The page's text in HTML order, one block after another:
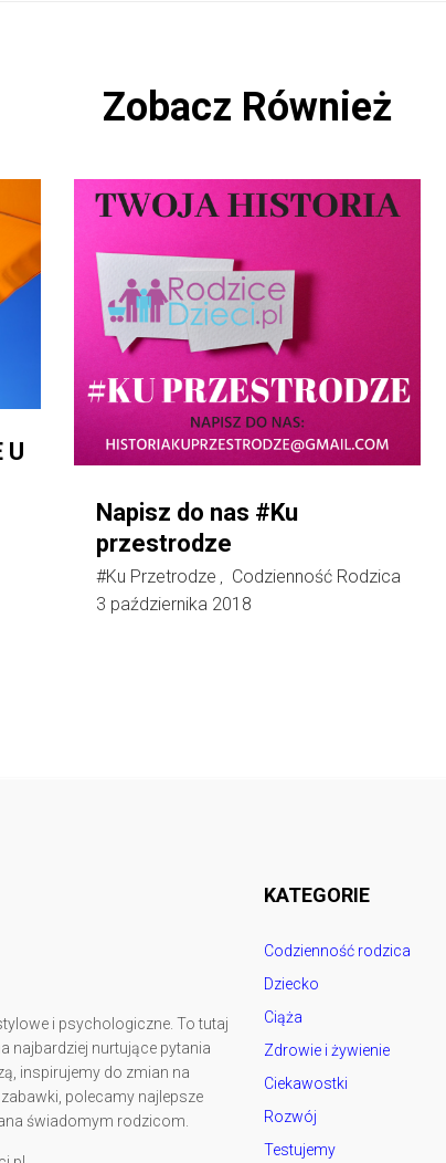
Zobacz Również
U
Napisz do nas #Ku
przestrodze
#Ku Przetrodze
Codzienność Rodzica
3 października 2018
i psychologiczne. To tutaj
najbardziej nurtujące pytania
inspirujemy do zmian na
polecamy najlepsze
świadomym rodzicom.
KATEGORIE
Codzienność rodzica
Dziecko
Ciąża
Zdrowie i żywienie
Ciekawostki
Rozwój
Testujemy